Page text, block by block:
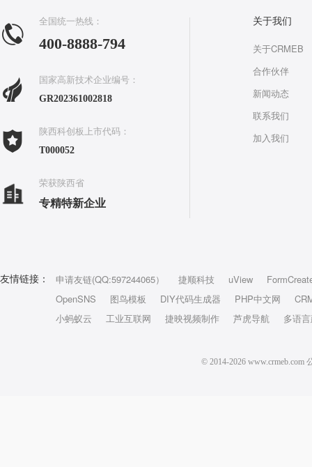
全国统一热线：
400-8888-794
国家高新技术企业编号：
GR202361002818
陕西科创板上市代码：
T000052
荣获陕西省
专精特新企业
关于我们
关于CRMEB
合作伙伴
新闻动态
联系我们
加入我们
友情链接： 申请友链(QQ:597244065） 捷顺科技 uView
OpenSNS
图鸟模板 DIY代码生成器 PHP中文网
小蚂蚁云
工业互联网 捷映视频制作 芦虎导航 多语
© 2014-2026